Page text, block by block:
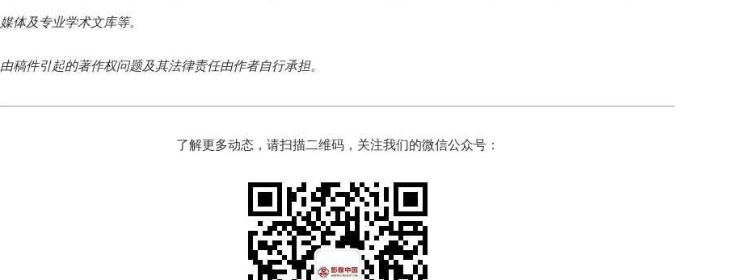
媒体及专业学术文库等。
由稿件引起的著作权问题及其法律责任由作者自行承担。
了解更多动态，请扫描二维码，关注我们的微信公众号：